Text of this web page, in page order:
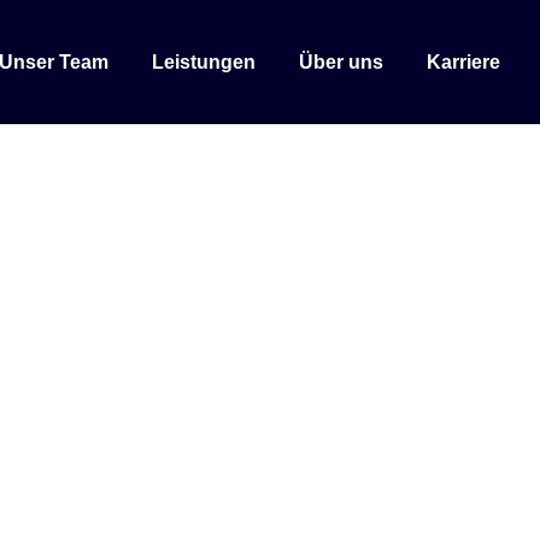
Unser Team Leistungen Über uns Karriere